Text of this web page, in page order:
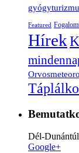
Featured
Hírek
Dél-
Google+